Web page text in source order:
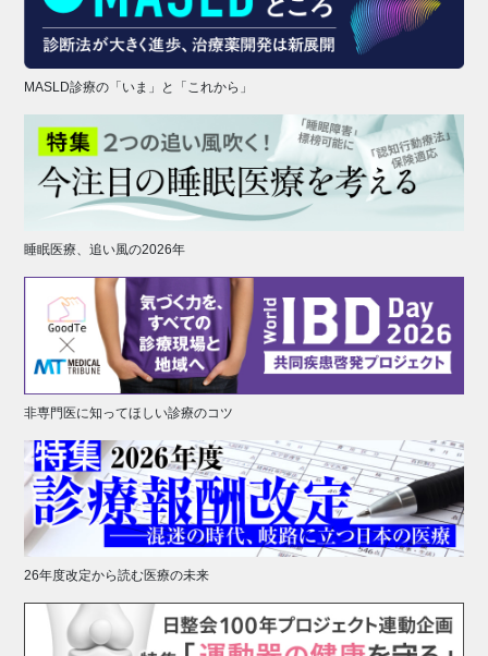
MASLD診療の「いま」と「これから」
睡眠医療、追い風の2026年
非専門医に知ってほしい診療のコツ
26年度改定から読む医療の未来